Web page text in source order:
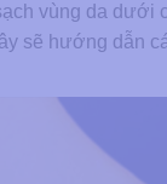
vùng da dưới
sẽ hướng dẫn